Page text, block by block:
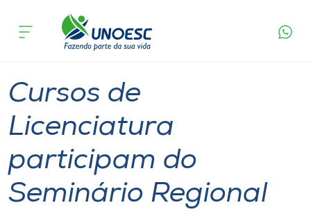
Cursos
Pesquisa
Atendimento ao Estudante
Portal de Ensino
acontece
Cursos de
Licenciatura
participam do
Seminário Regional